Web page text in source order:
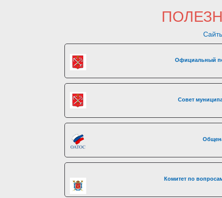
Официальный
Совет
Комитет по